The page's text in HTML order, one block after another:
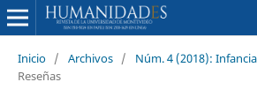
Inicio / Archivos / Núm. 4 (2018):
Reseñas